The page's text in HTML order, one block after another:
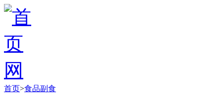
首页>食品副食